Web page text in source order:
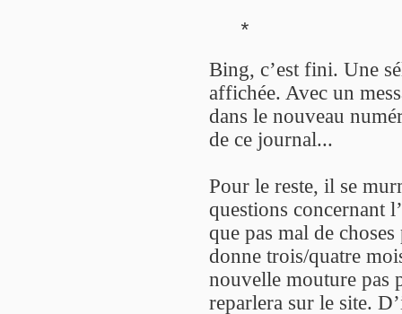
*
Bing, c’est fini. Une
affichée. Avec un
dans le nouveau
de ce journal...
Pour le reste, il se
questions concernant
que pas mal de
donne trois/quatre
nouvelle mouture pas
reparlera sur le site.